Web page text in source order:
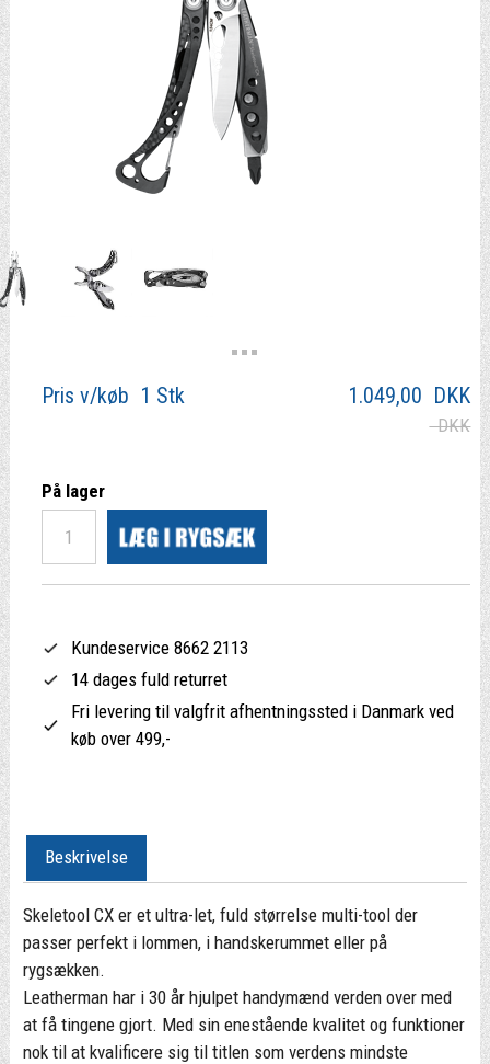
Pris v/køb 1 Stk 1.049,00 DKK
DKK
På lager
Kundeservice 8662 2113
14 dages fuld returret
Fri levering til valgfrit afhentningssted i Danmark ved
køb over 499,-
Beskrivelse
Skeletool CX er et ultra-let, fuld størrelse multi-tool der
passer perfekt i lommen, i handskerummet eller på
rygsækken.
Leatherman har i 30 år hjulpet handymænd verden over med
at få tingene gjort. Med sin enestående kvalitet og funktioner
nok til at kvalificere sig til titlen som verdens mindste